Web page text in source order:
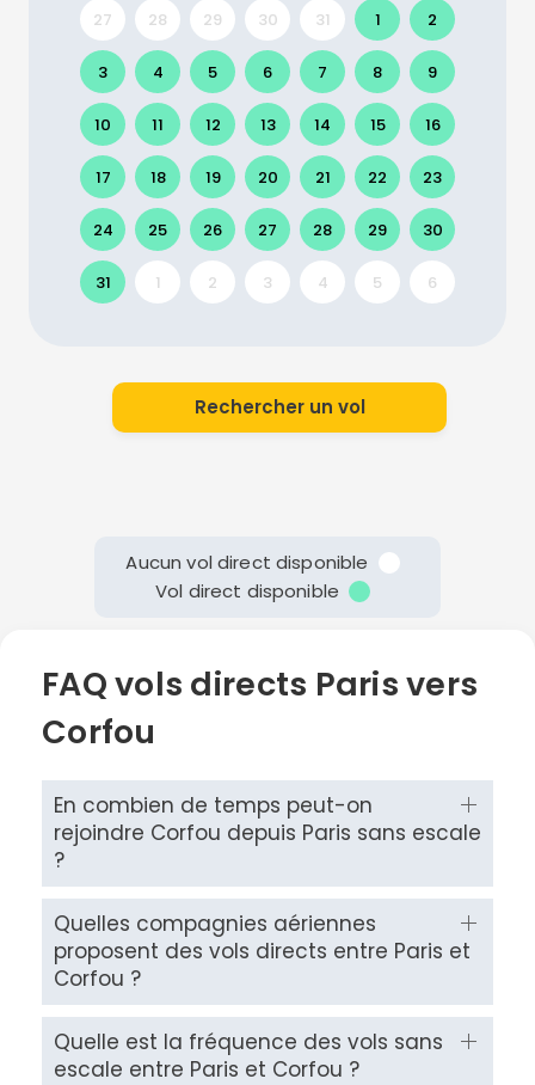
27 28 29 30 31 1 2
3 4 5 6 7 8 9
10 11 12 13 14 15 16
17 18 19 20 21 22 23
24 25 26 27 28 29 30
31 1 2 3 4 5 6
Rechercher un vol
Aucun vol direct disponible
Vol direct disponible
FAQ vols directs Paris vers
Corfou
En combien de temps peut-on
rejoindre Corfou depuis Paris sans escale
?
Quelles compagnies aériennes
proposent des vols directs entre Paris et
Corfou ?
Quelle est la fréquence des vols sans
escale entre Paris et Corfou ?